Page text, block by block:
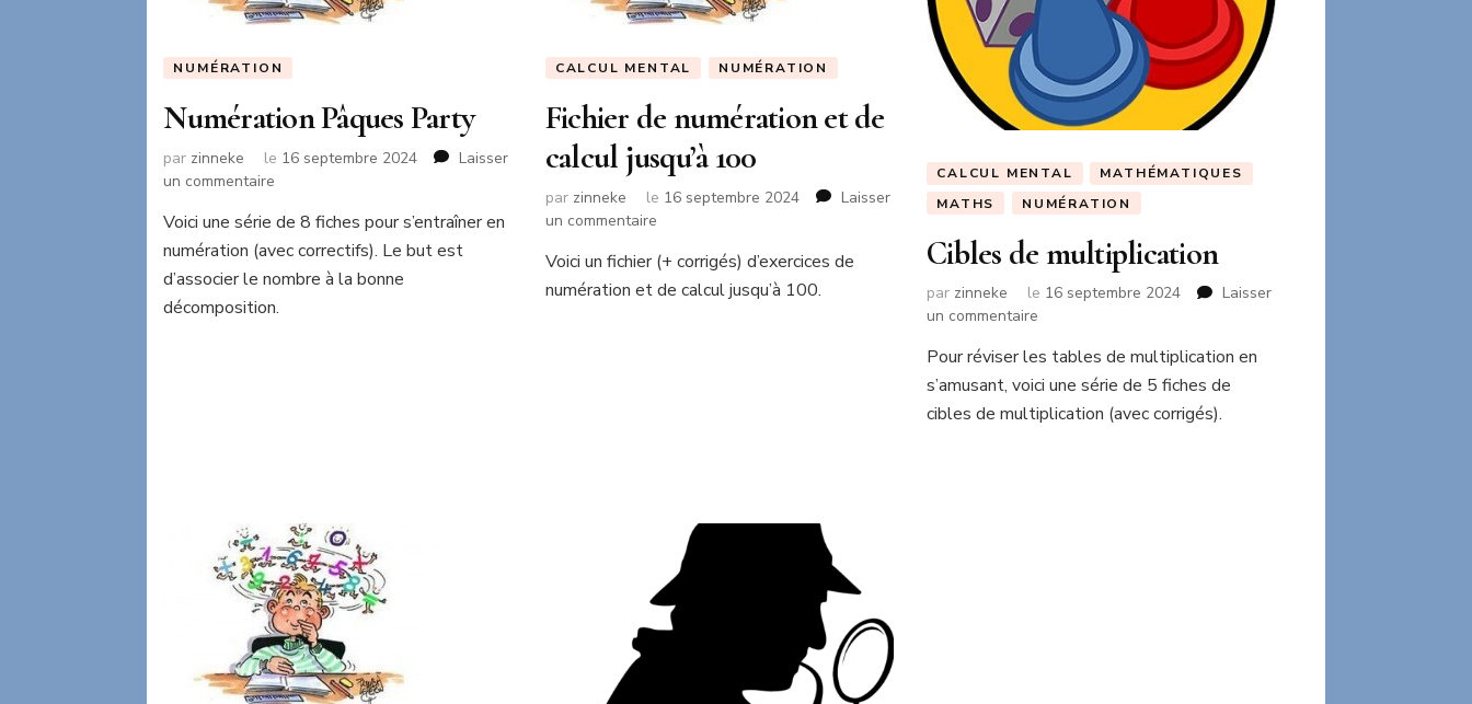
NUMÉRATION
Numération Pâques Party
par zinneke le 16 septembre 2024
Laisser
un commentaire
Pâques
Party
Voici une série de 8 fiches pour s’entraîner en
numération (avec correctifs). Le but est
d’associer le nombre à la bonne
décomposition.
CALCUL MENTAL NUMÉRATION
Fichier de numération et de
calcul jusqu’à 100
par zinneke le 16 septembre 2024
Laisser
un commentairesur
de
numération
Voici un fichier (+ corrigés) d’exercices de
numération et de calcul jusqu’à 100.
CALCUL MENTAL
MATHÉMATIQUES
MATHS
NUMÉRATION
Cibles de multiplication
par zinneke le 16 septembre 2024
Laisser
un commentaire
de
multiplication
Pour réviser les tables de multiplication en
s’amusant, voici une série de 5 fiches de
cibles de multiplication (avec corrigés).